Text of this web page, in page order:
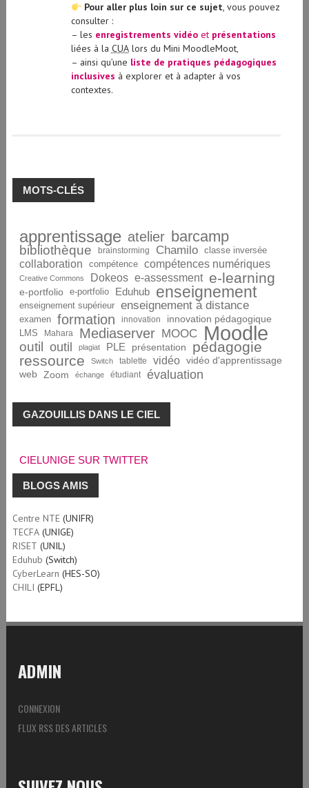
Pour aller plus loin sur ce sujet, vous pouvez
consulter :
– les enregistrements vidéoet présentations
liées à la CUAlors du Mini MoodleMoot,
– ainsi qu’une liste de pratiques pédagogiques
inclusives à explorer et à adapter à vos
contextes.
MOTS-CLÉS
apprentissage atelier barcamp
bibliothèque brainstorming Chamilo classe inversée
collaboration compétence compétences numériques
Creative Commons Dokeos e-assessment e-learning
e-portfolio e-portfolio Eduhub enseignement
enseignement supérieur enseignement à distance
examen formation innovation innovation pédagogique
LMS Mahara Mediaserver MOOC Moodle
outil outil plagiat PLE présentation
pédagogie
ressource
Switch tablette vidéo
vidéo d'apprentissage
web
Zoom échange étudiant évaluation
GAZOUILLIS DANS LE CIEL
CIELUNIGE SUR TWITTER
BLOGS AMIS
Centre NTE(UNIFR)
TECFA(UNIGE)
RISET (UNIL)
Eduhub (Switch)
CyberLearn (HES-SO)
CHILI (EPFL)
ADMIN
CONNEXION
FLUX RSS DES ARTICLES